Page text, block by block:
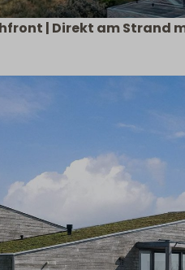
| Direkt am Strand